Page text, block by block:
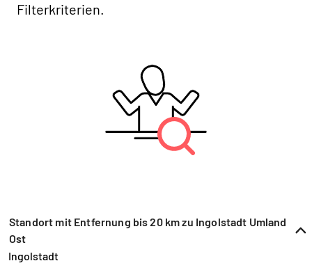
Filterkriterien.
Standort mit Entfernung bis 20 km zu Ingolstadt Umland
Ost
Ingolstadt